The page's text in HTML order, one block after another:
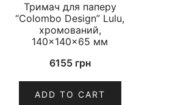
Тримач для паперу
“Colombo Design” Lulu,
хромований,
140×140×65 мм
6155 грн
ADD TO CART